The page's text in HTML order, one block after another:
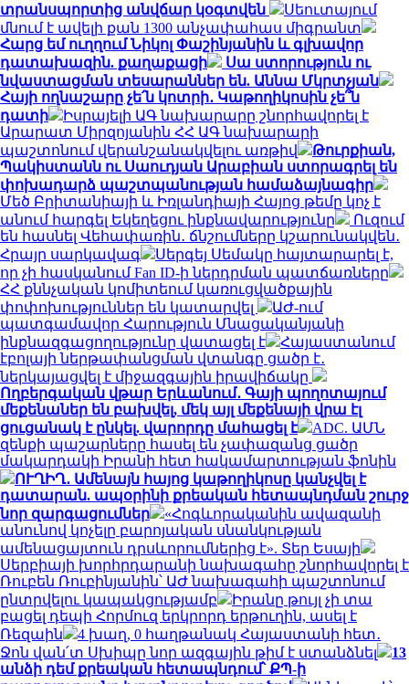
տրանսպորտից անվճար կօգտվեն
Սեուտայում
մնում է ավելի քան 1300 անչափահաս միգրանտ
Հարց եմ ուղղում Նիկոլ Փաշինյանին և գլխավոր
դատախազին. քաղաքացի
Սա ստորություն ու
նվաստացման տեսարաններ են. Աննա Մկրտչյան
Հայի ողնաշարը չե՛ն կոտրի․ Կաթողիկոսին չե՞ն
դատի
Իսրայելի ԱԳ նախարարը շնորհավորել է
Արարատ Միրզոյանին ՀՀ ԱԳ նախարարի
պաշտոնում վերանշանակվելու առթիվ
Թուրքիան,
Պակիստանն ու Սաուդյան Արաբիան ստորագրել են
փոխադարձ պաշտպանության համաձայնագիր
Մեծ Բրիտանիայի և Իռլանդիայի Հայոց թեմը կոչ է
անում հարգել Եկեղեցու ինքնավարությունը
Ուզում
են հասնել Վեհափառին․ ճնշումները կշարունակվեն․
Հրայր սարկավագ
Սերգեյ Սեմակը հայտարարել է,
որ չի հասկանում Fan ID-ի ներդրման պատճառները
ՀՀ քննչական կոմիտեում կառուցվածքային
փոփոխություններ են կատարվել
ԱԺ-ում
պատգամավոր Հարություն Մնացականյանի
ինքնազգացողությունը վատացել է
Հայաստանում
էբոլայի ներթափանցման վտանգը ցածր է․
ներկայացվել է միջազգային իրավիճակը
Ողբերգական վթար Երևանում․ Գայի պողոտայում
մեքենաներ են բախվել, մեկ այլ մեքենայի վրա էլ
ցուցանակ է ընկել. վարորդը մահացել է
ADC. ԱՄՆ
զենքի պաշարները հասել են չափազանց ցածր
մակարդակի Իրանի հետ հակամարտության ֆոնին
ՈՒՂԻՂ․ Ամենայն հայոց կաթողիկոսը կանչվել է
դատարան. ապօրինի քրեական հետապնդման շուրջ
նոր զարգացումներ
«Հոգևորականին ավազանի
անունով կոչելը բարոյական սնանկության
ամենացայտուն դրսևորումներից է». Տեր Եսայի
Սերբիայի խորհրդարանի նախագահը շնորհավորել է
Ռուբեն Ռուբինյանին՝ ԱԺ նախագահի պաշտոնում
ընտրվելու կապակցությամբ
Իրանը թույլ չի տա
բացել դեպի Հորմուզ երկրորդ երթուղին, ասել է
Ռեզաին
4 խաղ, 0 հաղթանակ Հայաստանի հետ․
Ջոն վան՛տ Սխիպը նոր ազգային թիմ է ստանձնել
13
անձի դեմ քրեական հետապնդում՝ ՔՊ-ի